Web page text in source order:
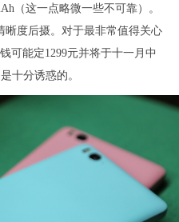
（这一点略微一些不可靠）。
晰度后摄。对于最非常值得关心
可能定1299元并将于十一月中
十分诱惑的。